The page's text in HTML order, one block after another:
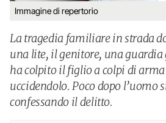
Immagine di repertorio
La tragedia familiare in strada
una lite, il genitore, una
ha colpito il figlio a colpi di
uccidendolo. Poco dopo l’uomo
confessando il delitto.